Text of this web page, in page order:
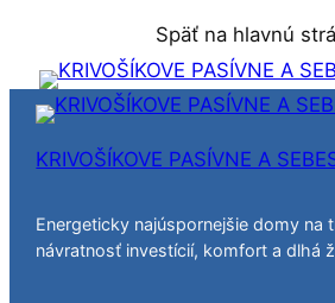
Späť na hlavnú
KRIVOŠÍKOVE PASÍVNE A
Energeticky najúspornejšie domy na
návratnosť investícií, komfort a dlhá